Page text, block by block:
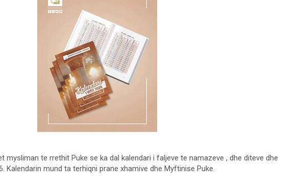
te rrethit Puke se ka dal kalendari i faljeve te namazeve , dhe diteve dhe
Kalendarin mund ta terhiqni prane xhamive dhe Myftinise Puke.